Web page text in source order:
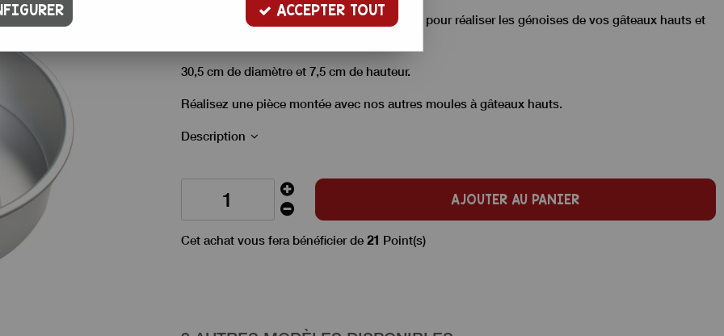
Moule rond profond en aluminium anodisé, pour réaliser les génoises de vos gâteaux hauts et
30,5 cm de diamètre et 7,5 cm de hauteur.
Réalisez une pièce montée avec nos autres moules à gâteaux hauts.
Description
AJOUTER AU PANIER
Cet achat vous fera bénéficier de 21 Point(s)
ACCEPTER TOUT